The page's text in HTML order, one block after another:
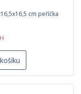
cm peříčka